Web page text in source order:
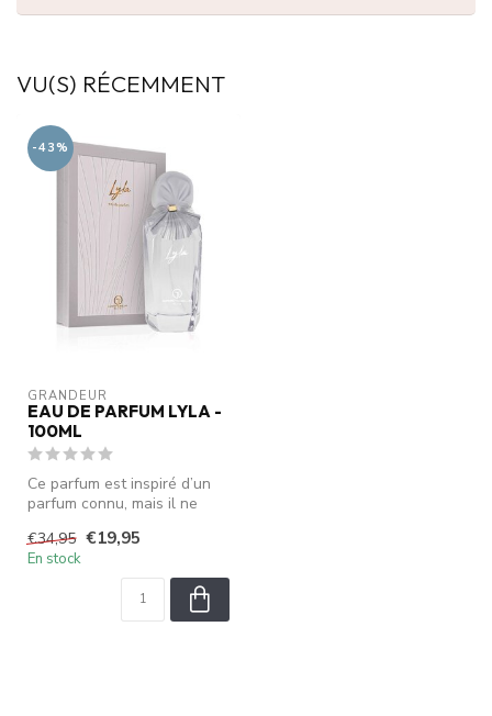
VU(S) RÉCEMMENT
-43%
GRANDEUR
EAU DE PARFUM LYLA -
100ML
Ce parfum est inspiré d’un
parfum connu, mais il ne
€34,95 €19,95
En stock